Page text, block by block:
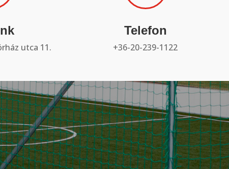
utca 11.
Telefon
+36-20-239-1122